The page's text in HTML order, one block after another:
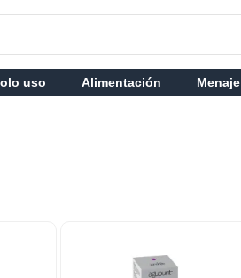
uso Alimentación Menaje